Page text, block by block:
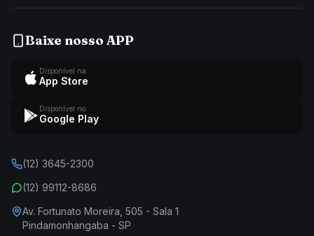
Baixe nosso APP
Disponível na
App Store
Disponível no
Google Play
(12) 3645-2300
(12) 99112-8686
Av. Fortunato Moreira, 505 - Sala 1
Pindamonhangaba - SP